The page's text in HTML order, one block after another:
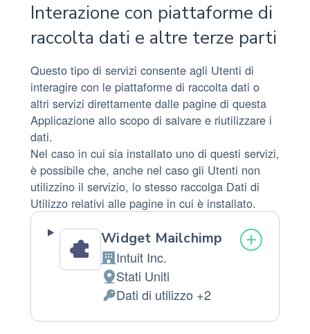
Interazione con piattaforme di
raccolta dati e altre terze parti
Questo tipo di servizi consente agli Utenti di
interagire con le piattaforme di raccolta dati o
altri servizi direttamente dalle pagine di questa
Applicazione allo scopo di salvare e riutilizzare i
dati.
Nel caso in cui sia installato uno di questi servizi,
è possibile che, anche nel caso gli Utenti non
utilizzino il servizio, lo stesso raccolga Dati di
Utilizzo relativi alle pagine in cui è installato.
Widget Mailchimp
Azienda:
Intuit Inc.
Luogo
del
trattamento:
Stati Uniti
Dati
Personali
Dati di utilizzo +2